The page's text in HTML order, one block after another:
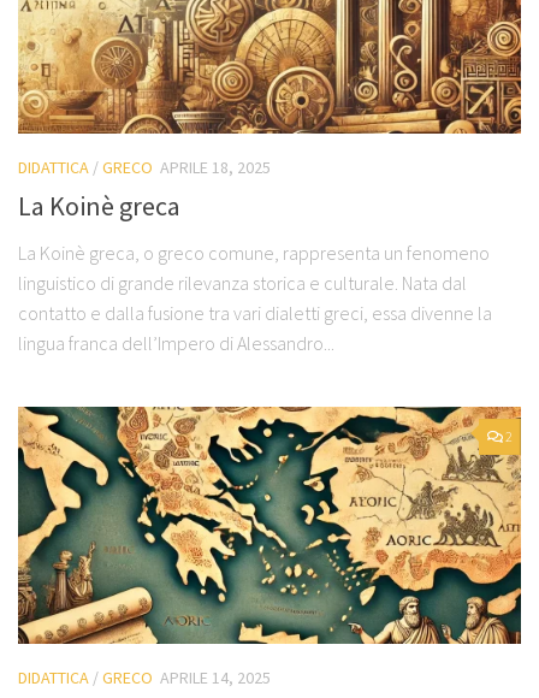
DIDATTICA /GRECO APRILE 18, 2025
La Koinè greca
La Koinè greca, o greco comune, rappresenta un fenomeno
linguistico di grande rilevanza storica e culturale. Nata dal
contatto e dalla fusione tra vari dialetti greci, essa divenne la
lingua franca dell’Impero di Alessandro...
2
DIDATTICA /GRECO APRILE 14, 2025